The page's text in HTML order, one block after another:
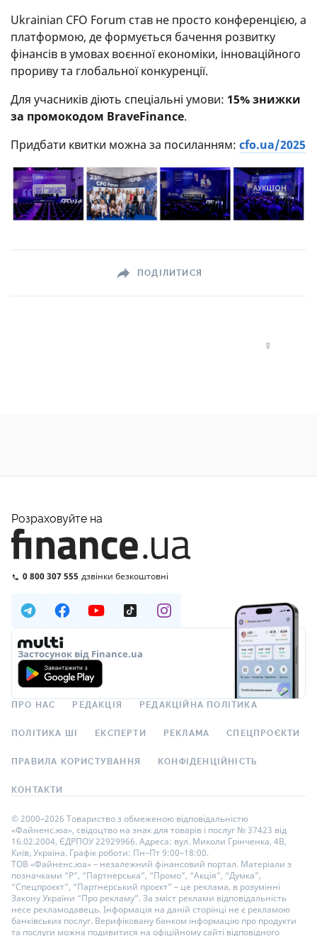
Ukrainian CFO Forum став не просто конференцією, а
платформою, де формується бачення розвитку
фінансів в умовах воєнної економіки, інноваційного
прориву та глобальної конкуренції.
Для учасників діють спеціальні умови: 15% знижки
за промокодом BraveFinance.
Придбати квитки можна за посиланням: cfo.ua/2025
ПОДІЛИТИСЯ
Розраховуйте на
0 800 307 555 дзвінки безкоштовні
Застосунок від Finance.ua
ПРО НАС РЕДАКЦІЯ РЕДАКЦІЙНА ПОЛІТИКА
ПОЛІТИКА ШІ ЕКСПЕРТИ РЕКЛАМА СПЕЦПРОЄКТИ
ПРАВИЛА КОРИСТУВАННЯ КОНФІДЕНЦІЙНІСТЬ
КОНТАКТИ
© 2000–2026 Товариство з обмеженою відповідальністю
«Файненс.юа», свідоцтво на знак для товарів і послуг № 37423 від
16.02.2004, ЄДРПОУ 22929966. Адреса: вул. Миколи Грінченка, 4В,
Київ, Україна. Графік роботи: Пн–Пт 9:00–18:00.
ТОВ «Файненс.юа» – незалежний фінансовий портал. Матеріали з
позначками “Р”, “Партнерська”, “Промо”, “Акція”, “Думка”,
“Спецпроєкт”, “Партнерський проєкт” – це реклама, в розумінні
Закону України “Про рекламу”. За зміст реклами відповідальність
несе рекламодавець. Інформація на даній сторінці не є рекламою
банківських послуг. Верифіковану банком інформацію про продукти
та послуги можна подивитися на офіційному сайті відповідного